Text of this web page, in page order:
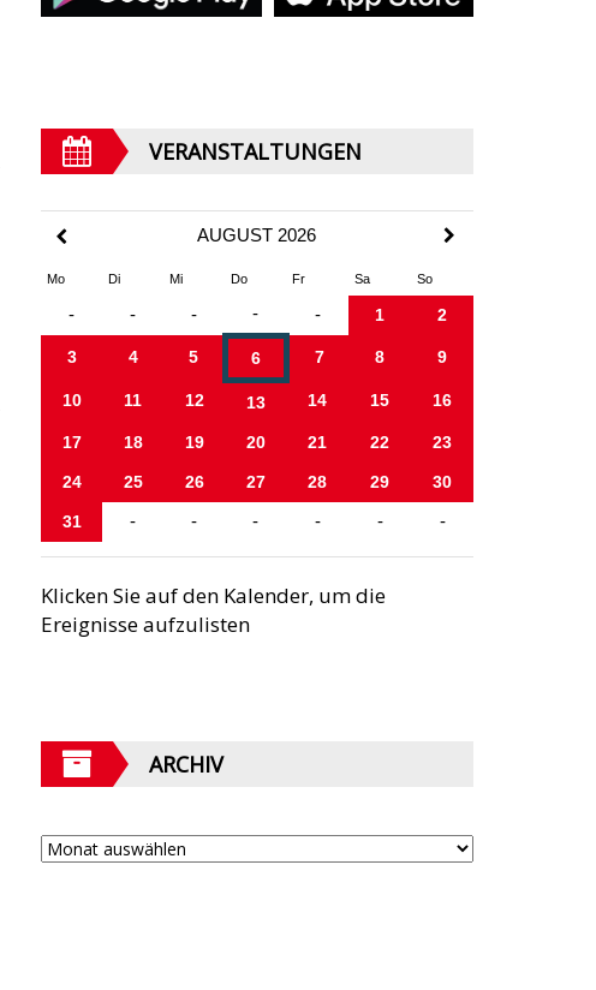
VERANSTALTUNGEN
AUGUST 2026
Mo Di Mi Do Fr Sa So
- - - - - 1 2
3 4 5 6 7 8 9
10 11 12 13 14 15 16
17 18 19 20 21 22 23
24 25 26 27 28 29 30
31 - - - - - -
Klicken Sie auf den Kalender, um die
Ereignisse aufzulisten
ARCHIV